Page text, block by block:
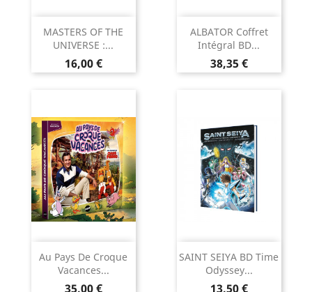
MASTERS OF THE
UNIVERSE :...
Prix
16,00 €
ALBATOR Coffret
Intégral BD...
Prix
38,35 €
Au Pays De Croque
Vacances...
Prix
35,00 €
SAINT SEIYA BD Time
Odyssey...
Prix
13,50 €